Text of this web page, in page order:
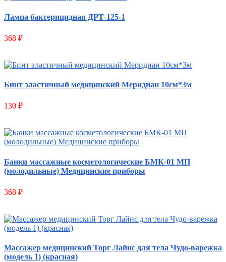
Лампа бактерицидная ДРТ-125-1
368 ₽
Бинт эластичный медицинский Меридиан 10см*3м
130 ₽
Банки массажные косметологические БМК-01 МП
(молодильные) Медицинские приборы
368 ₽
Массажер медицинский Торг Лайнс для тела Чудо-варежка
(модель 1) (красная)